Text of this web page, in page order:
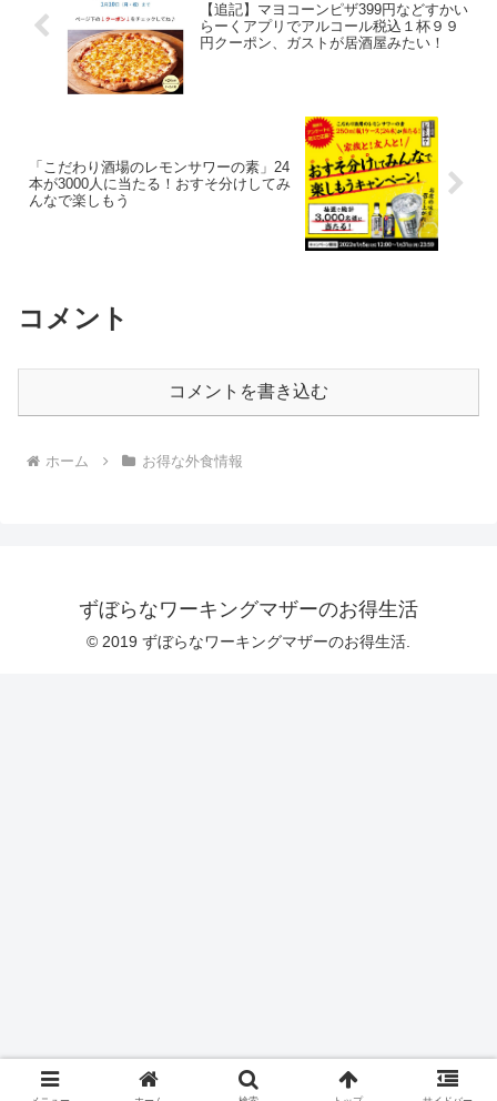
【追記】マヨコーンピザ399円などすかい
らーくアプリでアルコール税込１杯９９
円クーポン、ガストが居酒屋みたい！
「こだわり酒場のレモンサワーの素」24
本が3000人に当たる！おすそ分けしてみ
んなで楽しもう
コメント
コメントを書き込む
ホーム お得な外食情報
ずぼらなワーキングマザーのお得生活
© 2019 ずぼらなワーキングマザーのお得生活.